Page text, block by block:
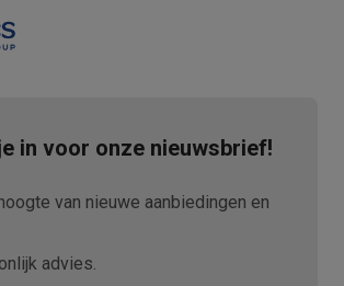
in voor onze nieuwsbrief!
van nieuwe aanbiedingen en
advies.